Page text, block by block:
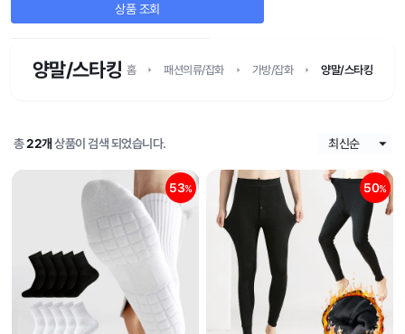
상품 조회
양말/스타킹 홈 패션의류/잡화 가방/잡화 양말/스타킹
총22개 상품이 검색 되었습니다.
53% 50%